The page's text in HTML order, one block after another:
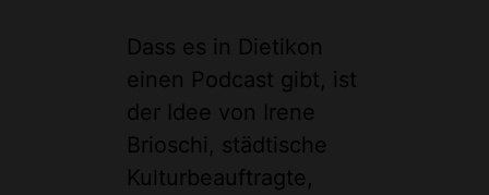
Dass es in Dietikon
einen Podcast gibt, ist
der Idee von Irene
Brioschi, städtische
Kulturbeauftragte,